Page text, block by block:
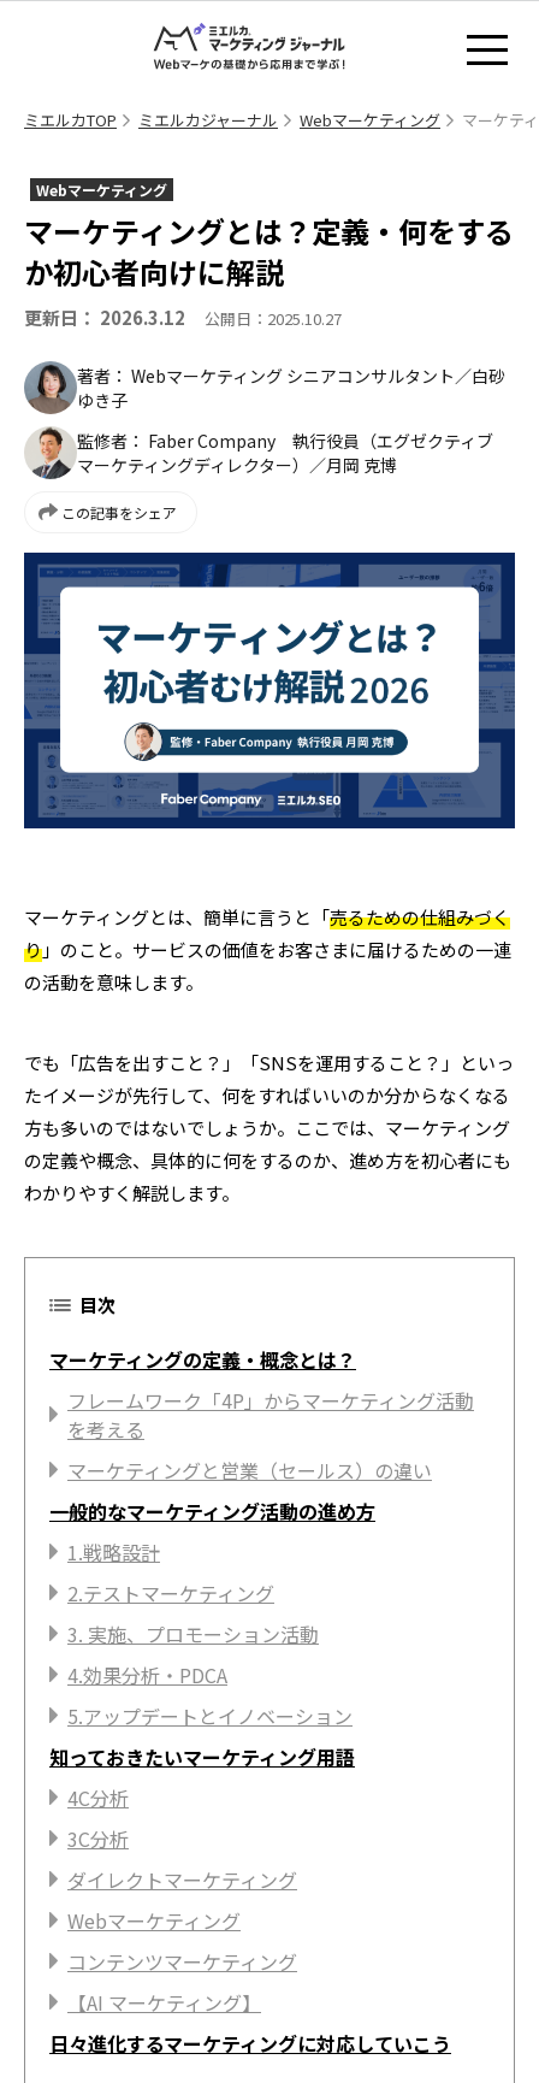
ミエルカTOP ミエルカジャーナル Webマーケティング マーケテ
Webマーケティング
マーケティングとは？定義・何をする
か初心者向けに解説
更新日： 2026.3.12 公開日：2025.10.27
著者： Webマーケティング シニアコンサルタント／白砂
ゆき子
監修者： Faber Company 執行役員（エグゼクティブ
マーケティングディレクター）／月岡 克博
この記事をシェア
マーケティングとは、簡単に言うと「売るための仕組みづく
り」のこと。サービスの価値をお客さまに届けるための一連
の活動を意味します。
でも「広告を出すこと？」「SNSを運用すること？」といっ
たイメージが先行して、何をすればいいのか分からなくなる
方も多いのではないでしょうか。ここでは、マーケティング
の定義や概念、具体的に何をするのか、進め方を初心者にも
わかりやすく解説します。
目次
マーケティングの定義・概念とは？
フレームワーク「4P」からマーケティング活動
を考える
マーケティングと営業（セールス）の違い
一般的なマーケティング活動の進め方
1.戦略設計
2.テストマーケティング
3. 実施、プロモーション活動
4.効果分析・PDCA
5.アップデートとイノベーション
知っておきたいマーケティング用語
4C分析
3C分析
ダイレクトマーケティング
Webマーケティング
コンテンツマーケティング
【AI マーケティング】
日々進化するマーケティングに対応していこう